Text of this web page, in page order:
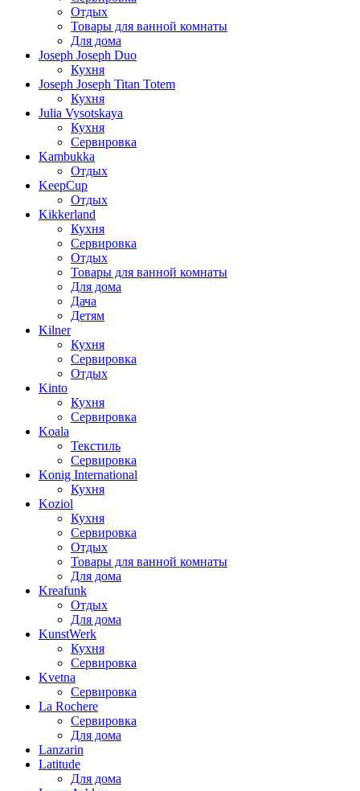
Отдых
Товары для ванной комнаты
Для дома
Joseph Joseph Duo
Кухня
Joseph Joseph Titan Totem
Кухня
Julia Vysotskaya
Кухня
Сервировка
Kambukka
Отдых
KeepCup
Отдых
Kikkerland
Кухня
Сервировка
Отдых
Товары для ванной комнаты
Для дома
Дача
Детям
Kilner
Кухня
Сервировка
Отдых
Kinto
Кухня
Сервировка
Koala
Текстиль
Сервировка
Konig International
Кухня
Koziol
Кухня
Сервировка
Отдых
Товары для ванной комнаты
Для дома
Kreafunk
Отдых
Для дома
KunstWerk
Кухня
Сервировка
Kvetna
Сервировка
La Rochere
Сервировка
Для дома
Lanzarin
Latitude
Для дома